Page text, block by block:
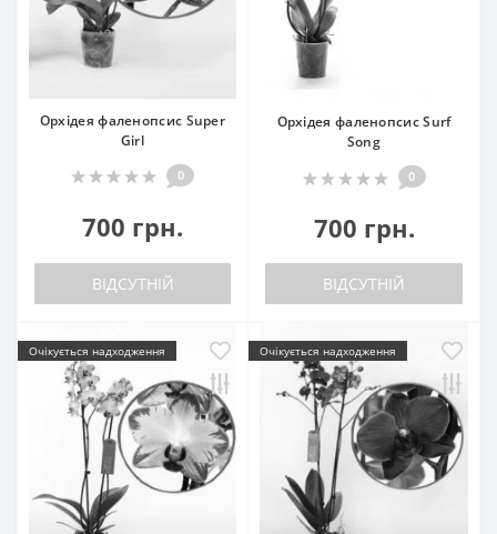
Орхідея фаленопсис Super
Girl
0
700 грн.
ВІДСУТНІЙ
Орхідея фаленопсис Surf
Song
0
700 грн.
ВІДСУТНІЙ
Очікується надходження Очікується надходження